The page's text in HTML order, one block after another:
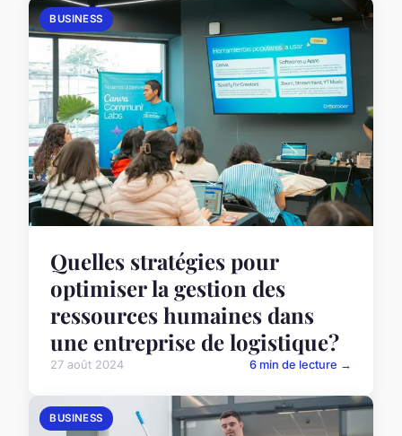
BUSINESS
Quelles stratégies pour
optimiser la gestion des
ressources humaines dans
une entreprise de logistique?
27 août 2024 6 min de lecture →
BUSINESS